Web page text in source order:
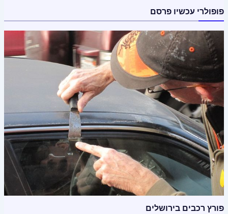
פופולרי עכשיו פרסם
פורץ רכבים בירושלים